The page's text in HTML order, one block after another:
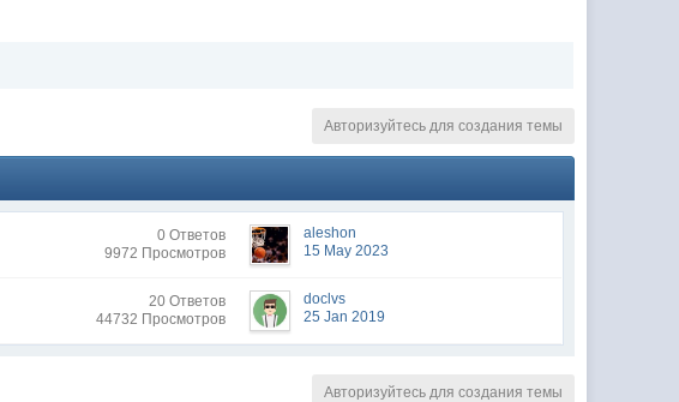
Авторизуйтесь для создания темы
0 Ответов
9972 Просмотров
aleshon
15 May 2023
20 Ответов
44732 Просмотров
doclvs
25 Jan 2019
Авторизуйтесь для создания темы